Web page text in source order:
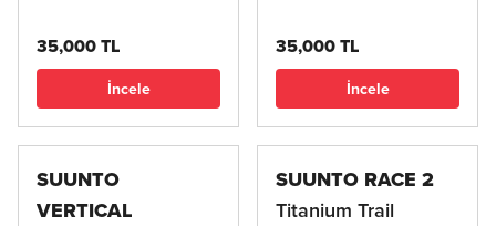
35,000 TL
İncele
35,000 TL
İncele
SUUNTO
VERTICAL
SUUNTO RACE 2
Titanium Trail